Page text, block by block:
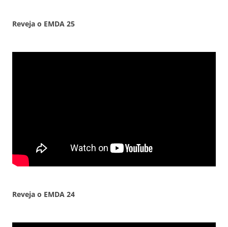
Reveja o EMDA 25
Reveja o EMDA 24